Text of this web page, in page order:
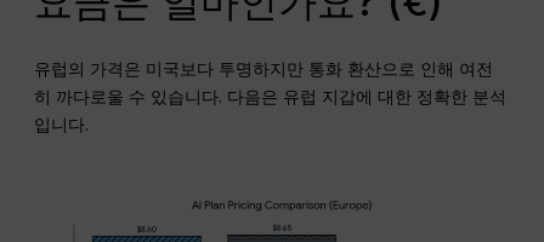
유럽의 가격은 미국보다 투명하지만 통화 환산으로 인해 여전
히 까다로울 수 있습니다. 다음은 유럽 지갑에 대한 정확한 분석
입니다.